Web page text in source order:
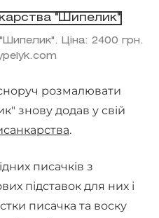
Ціна: 2400 грн.
розмалювати
знову додав у свій
.
писачків з
підставок для них і
писачка та воску